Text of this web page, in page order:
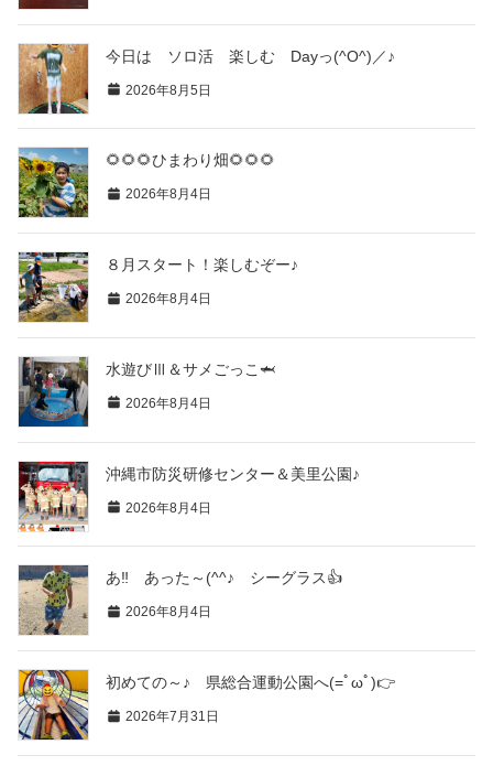
今日は ソロ活 楽しむ Dayっ(^O^)／♪
2026年8月5日
🌻🌻🌻ひまわり畑🌻🌻🌻
2026年8月4日
８月スタート！楽しむぞー♪
2026年8月4日
水遊びⅢ＆サメごっこ🦈
2026年8月4日
沖縄市防災研修センター＆美里公園♪
2026年8月4日
あ‼ あった～(^^♪ シーグラス👍
2026年8月4日
初めての～♪ 県総合運動公園へ(=ﾟωﾟ)👉
2026年7月31日